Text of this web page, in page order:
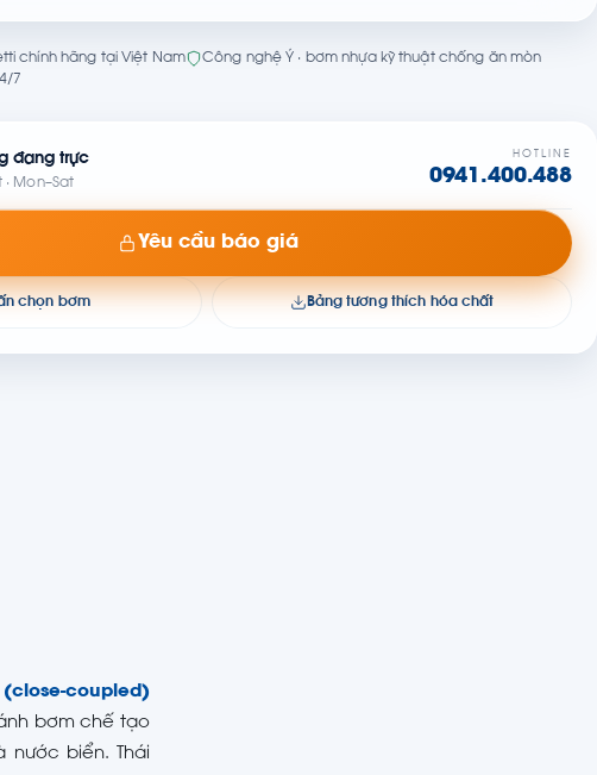
chính hãng tại Việt Nam
Công nghệ Ý · bơm nhựa kỹ thuật chống ăn mòn
7
đang trực
Mon–Sat
HOTLINE
0941.400.488
Yêu cầu báo giá
chọn bơm Bảng tương thích hóa chất
coupled)
bơm chế tạo
nước biển. Thái